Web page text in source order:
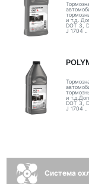
и т.д.
DOT 3,
J 1704 ..
и
DOT 3,
J 1704 ..
Система